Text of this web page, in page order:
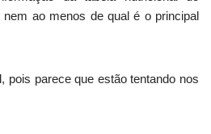
ao menos de qual é o principal
pois parece que estão tentando nos